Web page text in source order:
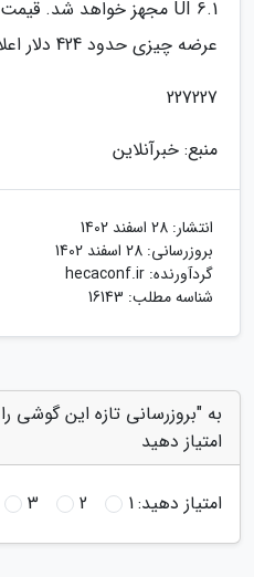
عرضه چیزی حدود 424 دلار اعلام شده بود.
227227
منبع: خبرآنلاین
انتشار: 28 اسفند 1402
بروزرسانی: 28 اسفند 1402
گردآورنده: hecaconf.ir
شناسه مطلب: 16143
به "بروزرسانی تازه این گوشی
امتیاز دهید
امتیاز دهید:1
2
3